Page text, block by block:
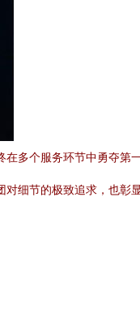
多个服务环节中勇夺第
细节的极致追求，也彰